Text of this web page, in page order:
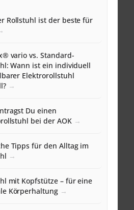
Rollstuhl ist der beste für
vario vs. Standard-
Wann ist ein individuell
Elektrorollstuhl
Du einen
bei der AOK
Tipps für den Alltag im
mit Kopfstütze – für eine
Körperhaltung